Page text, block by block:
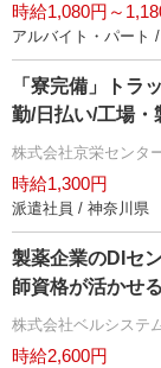
時給1,080円～
アルバイト・パート
「寮完備」トラ
勤/日払い/工場・
株式会社京栄センタ
時給1,300円
派遣社員 / 神奈川県
製薬企業のDIセ
師資格が活かせる
株式会社ベルシステ
時給2,600円